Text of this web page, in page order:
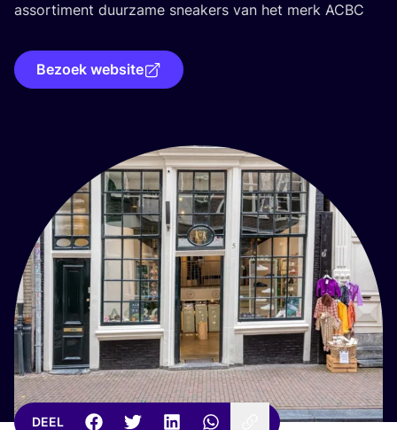
assor­ti­ment duur­za­me snea­kers van het merk ACBC
Bezoek website
DEEL